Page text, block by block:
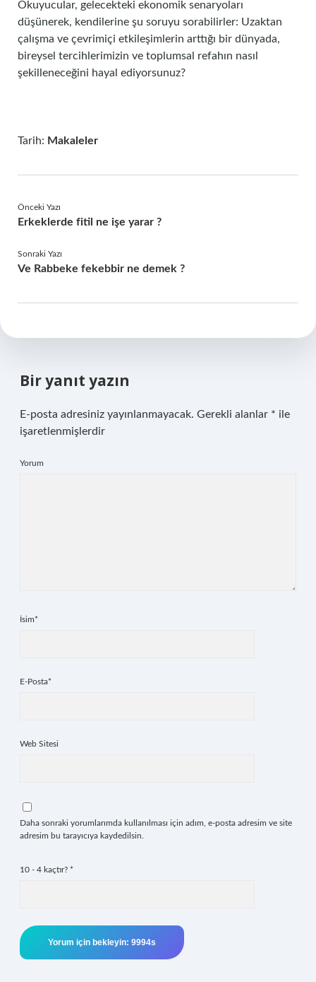
Okuyucular, gelecekteki ekonomik senaryoları
düşünerek, kendilerine şu soruyu sorabilirler: Uzaktan
çalışma ve çevrimiçi etkileşimlerin arttığı bir dünyada,
bireysel tercihlerimizin ve toplumsal refahın nasıl
şekilleneceğini hayal ediyorsunuz?
Tarih: Makaleler
Önceki Yazı
Erkeklerde fitil ne işe yarar ?
Sonraki Yazı
Ve Rabbeke fekebbir ne demek ?
Bir yanıt yazın
E-posta adresiniz yayınlanmayacak. Gerekli alanlar * ile
işaretlenmişlerdir
Yorum
İsim*
E-Posta*
Web Sitesi
Daha sonraki yorumlarımda kullanılması için adım, e-posta adresim ve site
adresim bu tarayıcıya kaydedilsin.
10 - 4 kaçtır? *